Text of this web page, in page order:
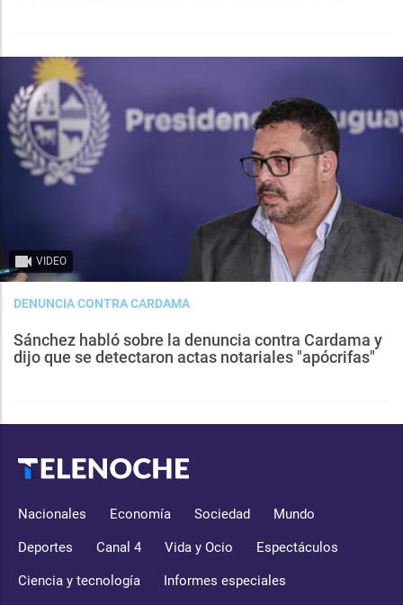
VIDEO
DENUNCIA CONTRA CARDAMA
Sánchez habló sobre la denuncia contra Cardama y
dijo que se detectaron actas notariales "apócrifas"
Nacionales Economía Sociedad Mundo
Deportes Canal 4 Vida y Ocio Espectáculos
Ciencia y tecnología Informes especiales